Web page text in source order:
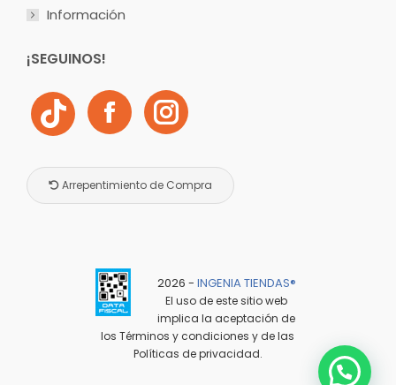
Información
¡SEGUINOS!
Arrepentimiento de Compra
2026 - INGENIA TIENDAS®️
El uso de este sitio web
implica la aceptación de
losTérminos y condiciones y de las
Políticas de privacidad.